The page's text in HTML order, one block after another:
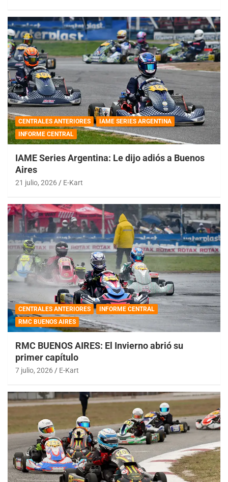
CENTRALES ANTERIORES
IAME SERIES ARGENTINA
INFORME CENTRAL
IAME Series Argentina: Le dijo adiós a Buenos
Aires
21 julio, 2026 E-Kart
CENTRALES ANTERIORES
INFORME CENTRAL
RMC BUENOS AIRES
RMC BUENOS AIRES: El Invierno abrió su
primer capítulo
7 julio, 2026 E-Kart